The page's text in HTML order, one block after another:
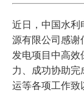
近日，中国水
源有限公司感
发电项目中高
力、成功协助
运等各项工作致